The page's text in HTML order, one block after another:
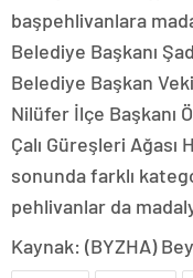
başpehlivanlara
Belediye Başkanı
Belediye Başkan
Nilüfer İlçe Başkanı
Çalı Güreşleri
sonunda farklı
pehlivanlar da
Kaynak: (BYZHA)